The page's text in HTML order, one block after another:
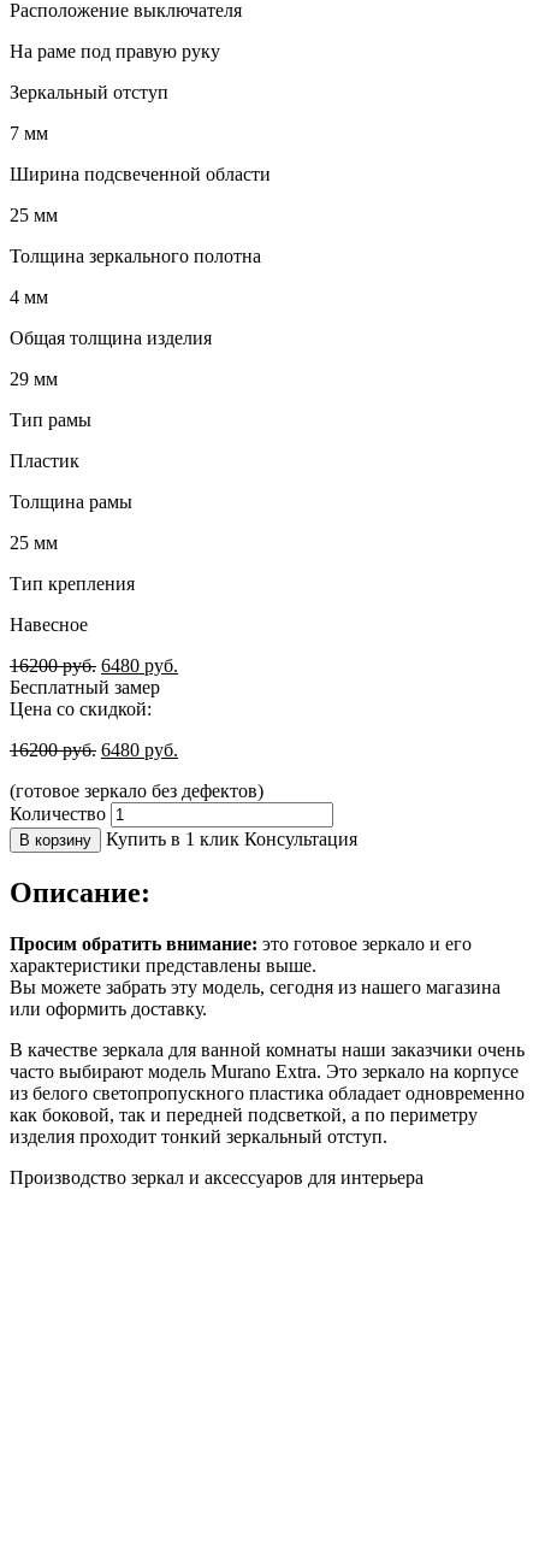
Расположение выключателя
На раме под правую руку
Зеркальный отступ
7 мм
Ширина подсвеченной области
25 мм
Толщина зеркального полотна
4 мм
Общая толщина изделия
29 мм
Тип рамы
Пластик
Толщина рамы
25 мм
Тип крепления
Навесное
16200руб. 6480 руб.
Бесплатный замер
Цена со скидкой:
16200руб. 6480 руб.
(готовое зеркало без дефектов)
Количество
В корзину Купить в 1 клик Консультация
Описание:
Просим обратить внимание: это готовое зеркало и его
характеристики представлены выше.
Вы можете забрать эту модель, сегодня из нашего магазина
или оформить доставку.
В качестве зеркала для ванной комнаты наши заказчики очень
часто выбирают модель Murano Extra. Это зеркало на корпусе
из белого светопропускного пластика обладает одновременно
как боковой, так и передней подсветкой, а по периметру
изделия проходит тонкий зеркальный отступ.
Производство зеркал и аксессуаров для интерьера